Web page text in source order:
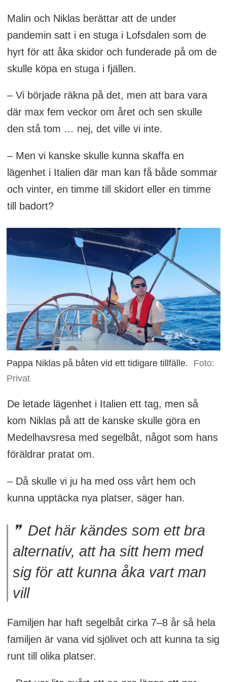
Malin och Niklas berättar att de under
pandemin satt i en stuga i Lofsdalen som de
hyrt för att åka skidor och funderade på om de
skulle köpa en stuga i fjällen.
– Vi började räkna på det, men att bara vara
där max fem veckor om året och sen skulle
den stå tom … nej, det ville vi inte.
– Men vi kanske skulle kunna skaffa en
lägenhet i Italien där man kan få både sommar
och vinter, en timme till skidort eller en timme
till badort?
Pappa Niklas på båten vid ett tidigare tillfälle.
Foto:
Privat
De letade lägenhet i Italien ett tag, men så
kom Niklas på att de kanske skulle göra en
Medelhavsresa med segelbåt, något som hans
föräldrar pratat om.
– Då skulle vi ju ha med oss vårt hem och
kunna upptäcka nya platser, säger han.
Det här kändes som ett bra
alternativ, att ha sitt hem med
sig för att kunna åka vart man
vill
Familjen har haft segelbåt cirka 7–8 år så hela
familjen är vana vid sjölivet och att kunna ta sig
runt till olika platser.